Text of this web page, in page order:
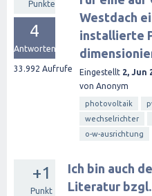
Punkte
4
Antworten
33.992 Aufrufe
Westdach
installierte
Eingestellt 2, Jun
von Anonym
photovoltaik
wechselrichter
o-w-ausrichtung
+1
Punkt
Ich bin auch
Literatur bzgl.